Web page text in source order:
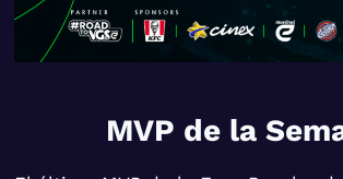
MVP de la